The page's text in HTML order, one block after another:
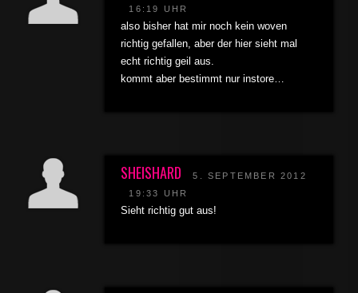
16:19 UHR
also bisher hat mir noch kein woven
richtig gefallen, aber der hier sieht mal
echt richtig geil aus.
kommt aber bestimmt nur instore…
SHEISHARD
5. SEPTEMBER 2012
19:33 UHR
Sieht richtig gut aus!